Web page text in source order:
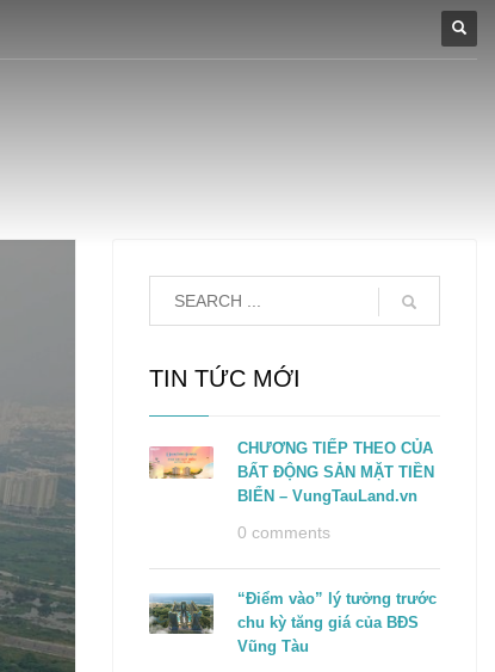
TIN TỨC MỚI
CHƯƠNG TIẾP THEO CỦA
BẤT ĐỘNG SẢN MẶT TIỀN
BIỂN – VungTauLand.vn
0 comments
“Điểm vào” lý tưởng trước
chu kỳ tăng giá của BĐS
Vũng Tàu